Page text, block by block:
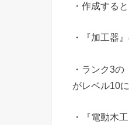
・作成する
・『加工器
・ランク3
がレベル10
・『電動木